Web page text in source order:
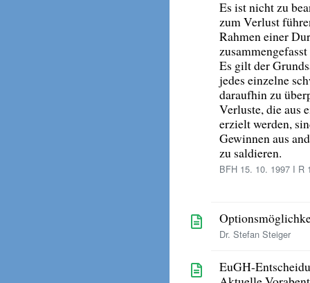
Es ist nicht zu
zum Verlust
Rahmen einer
Es gilt der
jedes einzelne
daraufhin zu
Verluste, die aus
erzielt werden,
Gewinnen aus
zu saldieren.
BFH 15. 10. 1997 I R
Dr. Stefan Steiger
EuGH-